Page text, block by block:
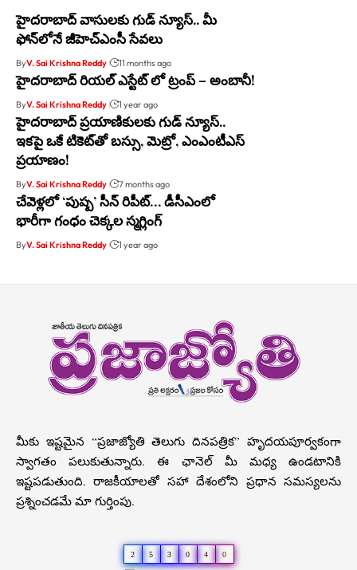
హైదరాబాద్ వాసులకు గుడ్ న్యూస్.. మీ
ఫోన్‌లోనే జీహెచ్‌ఎంసీ సేవలు
ByV. Sai Krishna Reddy 11 months ago
హైదరాబాద్ రియల్ ఎస్టేట్ లో ట్రంప్ – అంబానీ!
ByV. Sai Krishna Reddy 1 year ago
హైదరాబాద్ ప్రయాణికులకు గుడ్ న్యూస్..
ఇకపై ఒకే టికెట్‌తో బస్సు, మెట్రో, ఎంఎంటీఎస్
ప్రయాణం!
ByV. Sai Krishna Reddy 7 months ago
చేవెళ్లలో ‘పుష్ప’ సీన్ రిపీట్… డీసీఎంలో
భారీగా గంధం చెక్కల స్మగ్లింగ్
ByV. Sai Krishna Reddy 1 year ago
మీకు ఇష్టమైన “ప్రజాజ్యోతి తెలుగు దినపత్రిక” హృదయపూర్వకంగా
స్వాగతం పలుకుతున్నారు. ఈ ఛానెల్ మీ మధ్య ఉండటానికి
ఇష్టపడుతుంది. రాజకీయాలతో సహా దేశంలోని ప్రధాన సమస్యలను
ప్రశ్నించడమే మా గుర్తింపు.
2 5 3 0 4 0